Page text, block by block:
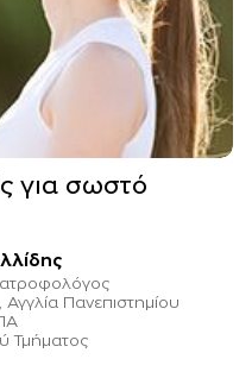
για σωστό
Πανεπιστημίου
Τμήματος